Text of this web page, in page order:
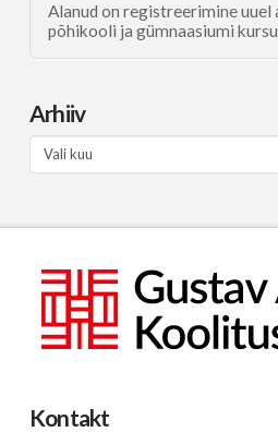
Alanud on registreerimine
põhikooli ja gümnaasiumi
Arhiiv
Arhiiv
Kontakt